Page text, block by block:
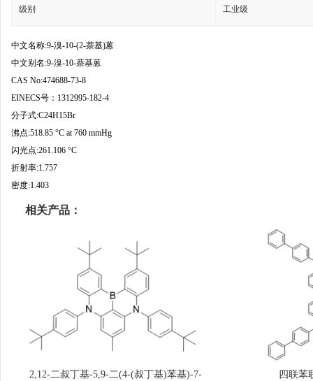
级别 工业级
中文名称:9-溴-10-(2-萘基)蒽
中文别名:9-溴-10-萘基蒽
CAS No:474688-73-8
EINECS号：1312995-182-4
分子式:C24H15Br
沸点:518.85 °C at 760 mmHg
闪光点:261.106 °C
折射率:1.757
密度:1.403
相关产品：
2,12-二叔丁基-5,9-二(4-(叔丁基)苯基)-7-
四联苯